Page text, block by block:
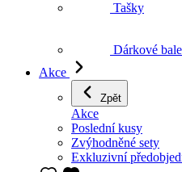
Tašky
Dárkové
Akce
Zpět
Akce
Poslední kusy
Zvýhodněné sety
Exkluzivní